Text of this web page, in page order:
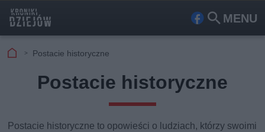
MENU
Fa Szu
Postacie historyczne
Postacie historyczne
Postacie historyczne to opowieści o ludziach, którzy swoimi